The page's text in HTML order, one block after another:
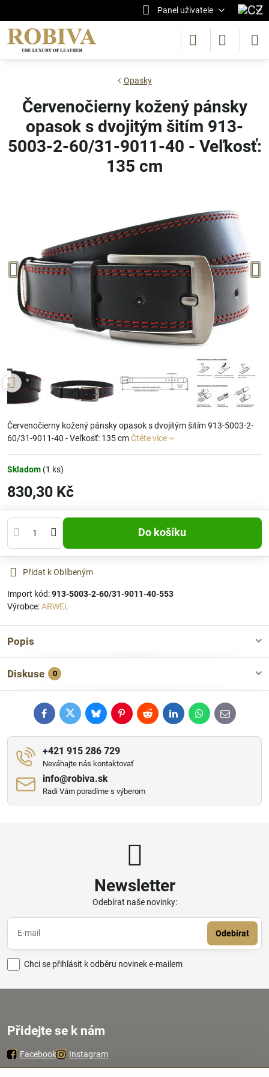
Panel uživatele
Opasky
Červenočierny kožený pánsky
opasok s dvojitým šitím 913-
5003-2-60/31-9011-40 - Veľkosť:
135 cm
Červenočierny kožený pánsky opasok s dvojitým šitím 913-5003-2-
60/31-9011-40 - Veľkosť: 135 cmČtěte více
Skladom (1 ks)
830,30 Kč
Do košíku
Přidat k Oblíbeným
Import kód:913-5003-2-60/31-9011-40-553
Výrobce:ARWEL
Popis
Diskuse 0
FacebookTwitterBlueskyPinterestRedditLinkedInWhatsApp
E-
mail
+421 915 286 729
Neváhajte nás kontaktovať
info​@robiva​.sk
Radi Vám poradíme s výberom
Newsletter
Odebírat naše novinky:
Odebírat
Chci se přihlásit k odběru novinek e-mailem
Přidejte se k nám
Facebook Instagram